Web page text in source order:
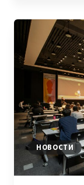
НОВОСТИ